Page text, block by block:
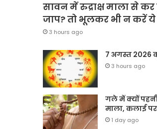
सावन में रुद्राक्ष माला से कर
जाप? तो भूलकर भी न करें
3 hours ago
7 अगस्त 2026
3 hours ago
गले में क्यों
माला, कलाई पर
1 day ago